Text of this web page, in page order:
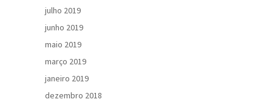
julho 2019
junho 2019
maio 2019
março 2019
janeiro 2019
dezembro 2018